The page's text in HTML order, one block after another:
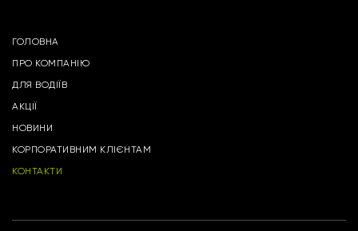
ГОЛОВНА
ПРО КОМПАНІЮ
ДЛЯ ВОДІЇВ
АКЦІЇ
НОВИНИ
КОРПОРАТИВНИМ КЛІЄНТАМ
КОНТАКТИ